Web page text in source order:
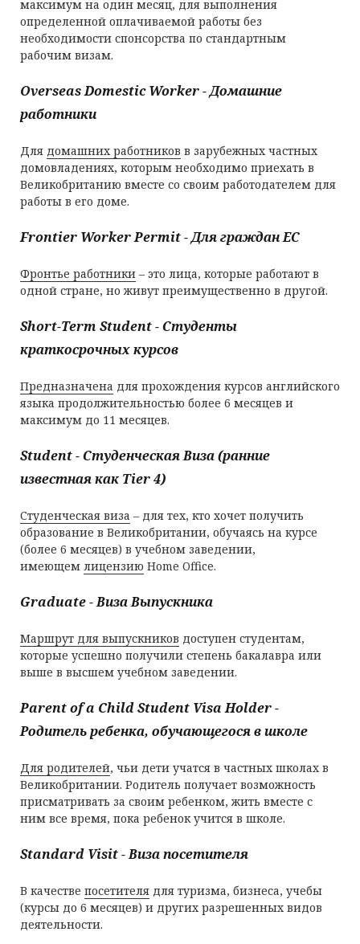
максимум на один месяц, для выполнения
определенной оплачиваемой работы без
необходимости спонсорства по стандартным
рабочим визам.
Overseas Domestic Worker - Домашние
работники
Для домашних работников в зарубежных частных
домовладениях, которым необходимо приехать в
Великобританию вместе со своим работодателем для
работы в его доме.
Frontier Worker Permit - Для граждан ЕС
Фронтье работники – это лица, которые работают в
одной стране, но живут преимущественно в другой.
Short-Term Student - Студенты
краткосрочных курсов
Предназначена для прохождения курсов английского
языка продолжительностью более 6 месяцев и
максимум до 11 месяцев.
Student-Студенческая Виза (ранние
известная как Тier 4)
Студенческая виза – для тех, кто хочет получить
образование в Великобритании, обучаясь на курсе
(более 6 месяцев) в учебном заведении,
имеющем лицензию Home Office.
Graduate - Виза Выпускника
Маршрут для выпускников доступен студентам,
которые успешно получили степень бакалавра или
выше в высшем учебном заведении.
Parent of a Child Student Visa Holder -
Родитель ребенка, обучающегося в школе
Для родителей, чьи дети учатся в частных школах в
Великобритании. Родитель получает возможность
присматривать за своим ребенком, жить вместе с
ним все время, пока ребенок учится в школе.
Standard Visit - Виза посетителя
В качестве посетителя для туризма, бизнеса, учебы
(курсы до 6 месяцев) и других разрешенных видов
деятельности.